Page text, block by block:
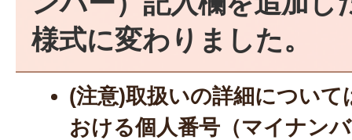
様式に変わりました。
(注意)取扱いの詳細について
おける個人番号（マイナン